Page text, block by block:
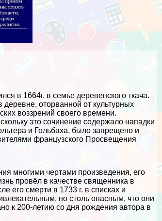
в 1664г. в семье деревенского ткача.
оторванной от культурных
воззрений своего времени.
это сочинение содержало нападки
и Гольбаха, было запрещено и
французского Просвещения
многими чертами произведения, его
провёл в качестве священника в
его cмepти в 1733 г. в списках и
но столь опасным, что они
к 200-летию со дня рождения автора в